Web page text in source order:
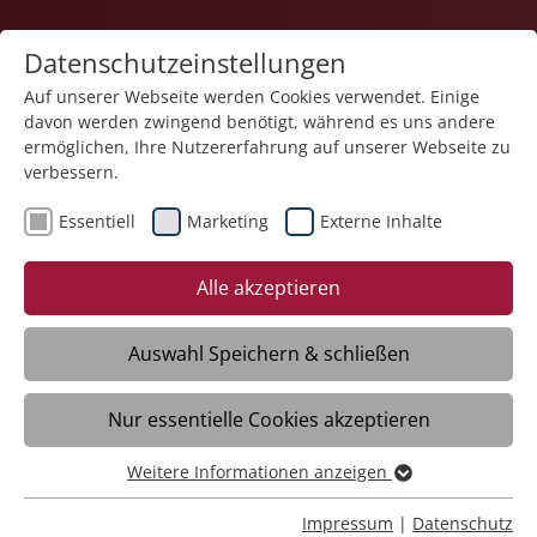
Teilhabe und Familie
10.11.2025
Inklusive Weltreise während
der Herbstferien
Meckenbeuren – 30 Kinder mit und ohne
Behinderungen begaben sich bei der
Herbstferienbetreuung der Stiftung
Liebenau in Hegenberg gemeinsam auf
eine fantasievolle Weltreise. Die
Datenschutzeinstellungen
Auf unserer Webseite werden Cookies verwendet. Einige
davon werden zwingend benötigt, während es uns andere
ermöglichen, Ihre Nutzererfahrung auf unserer Webseite zu
verbessern.
Essentiell Marketing Externe Inhalte
Alle akzeptieren
Auswahl Speichern & schließen
Nur essentielle Cookies akzeptieren
Essentiell
Essentielle Cookies werden für grundlegende Funktionen
Weitere Informationen anzeigen
Impressum | Datenschutz